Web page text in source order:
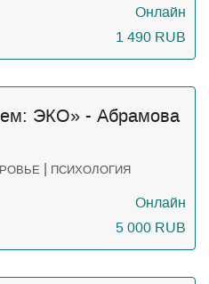
Онлайн
1 490 RUB
ЭКО» - Абрамова
| ПСИХОЛОГИЯ
Онлайн
5 000 RUB